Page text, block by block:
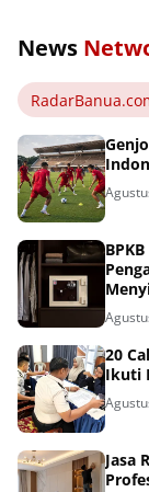
News
20
Ikuti
Jasa